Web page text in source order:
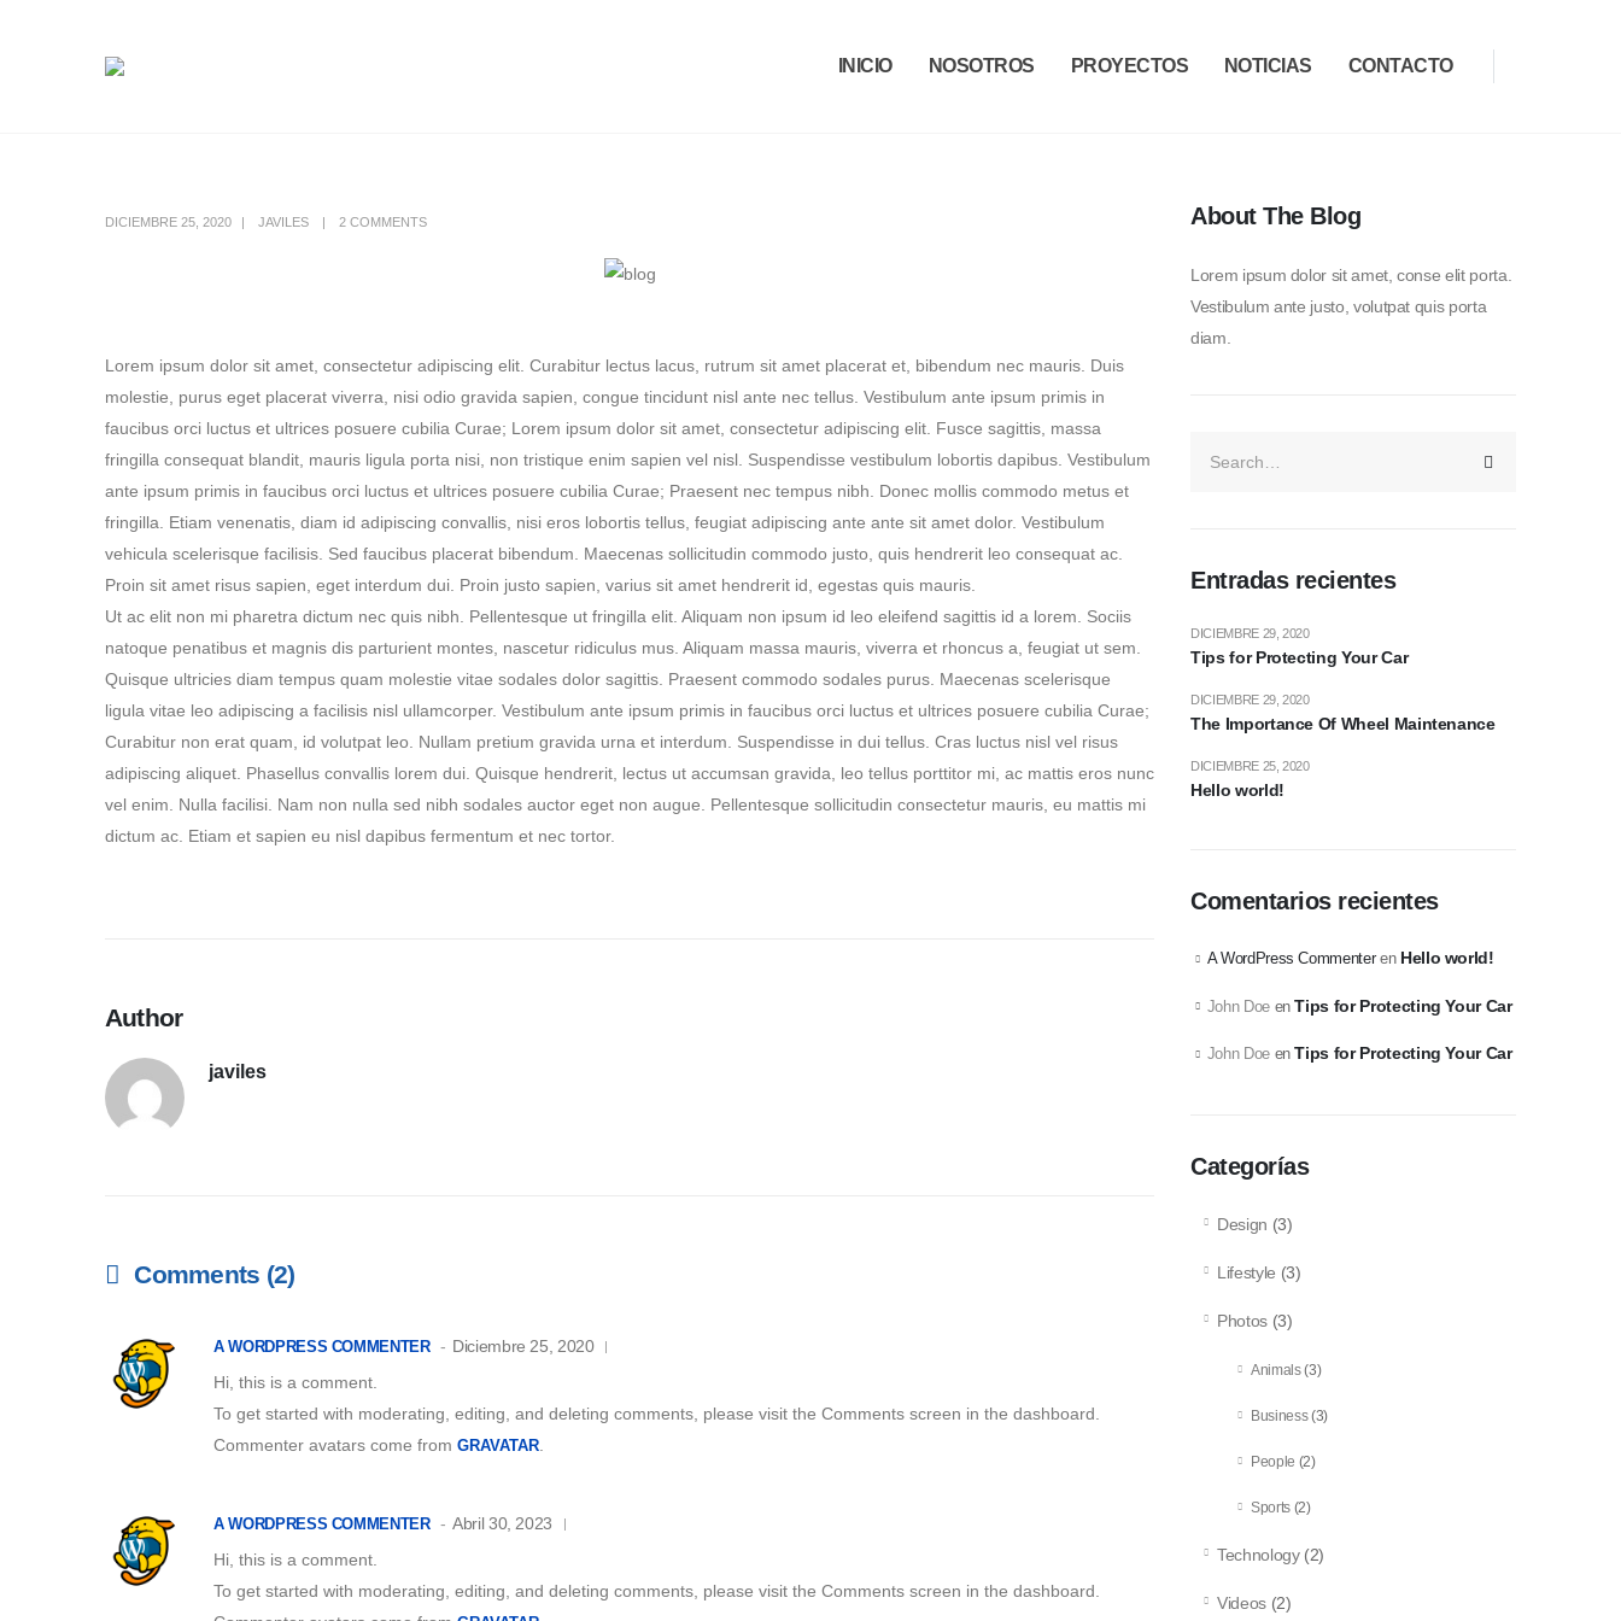
INICIO NOSOTROS PROYECTOS NOTICIAS CONTACTO
DICIEMBRE 25, 2020 JAVILES 2 COMMENTS
Lorem ipsum dolor sit amet, consectetur adipiscing elit. Curabitur lectus lacus, rutrum sit amet placerat et, bibendum nec mauris. Duis
molestie, purus eget placerat viverra, nisi odio gravida sapien, congue tincidunt nisl ante nec tellus. Vestibulum ante ipsum primis in
faucibus orci luctus et ultrices posuere cubilia Curae; Lorem ipsum dolor sit amet, consectetur adipiscing elit. Fusce sagittis, massa
fringilla consequat blandit, mauris ligula porta nisi, non tristique enim sapien vel nisl. Suspendisse vestibulum lobortis dapibus. Vestibulum
ante ipsum primis in faucibus orci luctus et ultrices posuere cubilia Curae; Praesent nec tempus nibh. Donec mollis commodo metus et
fringilla. Etiam venenatis, diam id adipiscing convallis, nisi eros lobortis tellus, feugiat adipiscing ante ante sit amet dolor. Vestibulum
vehicula scelerisque facilisis. Sed faucibus placerat bibendum. Maecenas sollicitudin commodo justo, quis hendrerit leo consequat ac.
Proin sit amet risus sapien, eget interdum dui. Proin justo sapien, varius sit amet hendrerit id, egestas quis mauris.
Ut ac elit non mi pharetra dictum nec quis nibh. Pellentesque ut fringilla elit. Aliquam non ipsum id leo eleifend sagittis id a lorem. Sociis
natoque penatibus et magnis dis parturient montes, nascetur ridiculus mus. Aliquam massa mauris, viverra et rhoncus a, feugiat ut sem.
Quisque ultricies diam tempus quam molestie vitae sodales dolor sagittis. Praesent commodo sodales purus. Maecenas scelerisque
ligula vitae leo adipiscing a facilisis nisl ullamcorper. Vestibulum ante ipsum primis in faucibus orci luctus et ultrices posuere cubilia Curae;
Curabitur non erat quam, id volutpat leo. Nullam pretium gravida urna et interdum. Suspendisse in dui tellus. Cras luctus nisl vel risus
adipiscing aliquet. Phasellus convallis lorem dui. Quisque hendrerit, lectus ut accumsan gravida, leo tellus porttitor mi, ac mattis eros nunc
vel enim. Nulla facilisi. Nam non nulla sed nibh sodales auctor eget non augue. Pellentesque sollicitudin consectetur mauris, eu mattis mi
dictum ac. Etiam et sapien eu nisl dapibus fermentum et nec tortor.
Author
javiles
Comments (2)
A WORDPRESS COMMENTER
Diciembre 25, 2020
Hi, this is a comment.
To get started with moderating, editing, and deleting comments, please visit the Comments screen in the dashboard.
Commenter avatars come from GRAVATAR.
A WORDPRESS COMMENTER
Abril 30, 2023
Hi, this is a comment.
To get started with moderating, editing, and deleting comments, please visit the Comments screen in the dashboard.
About The Blog
Lorem ipsum dolor sit amet, conse elit porta.
Vestibulum ante justo, volutpat quis porta
diam.
Entradas recientes
Tips for Protecting Your Car
DICIEMBRE 29, 2020
The Importance Of Wheel Maintenance
DICIEMBRE 29, 2020
Hello world!
DICIEMBRE 25, 2020
Comentarios recientes
A WordPress Commenteren Hello world!
John DoeenTips for Protecting Your Car
John DoeenTips for Protecting Your Car
Categorías
Design (3)
Lifestyle (3)
Photos(3)
Animals(3)
Business(3)
People (2)
Sports(2)
Technology(2)
Videos(2)